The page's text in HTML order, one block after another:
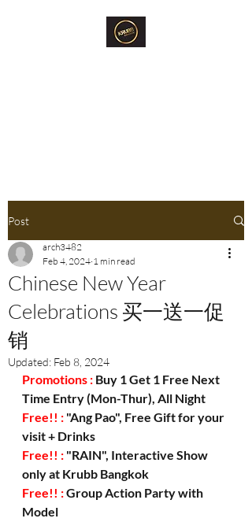
Post
Chinese New Year
Celebrations 买一送一促
销
arch3482
Feb 4, 2024 1 min read
Updated: Feb 8, 2024
Promotions : Buy 1 Get 1 Free Next
Time Entry (Mon-Thur), All Night
Free!! : "Ang Pao", Free Gift for your
visit + Drinks
Free!! : "RAIN", Interactive Show
only at Krubb Bangkok
Free!! : Group Action Party with
Model